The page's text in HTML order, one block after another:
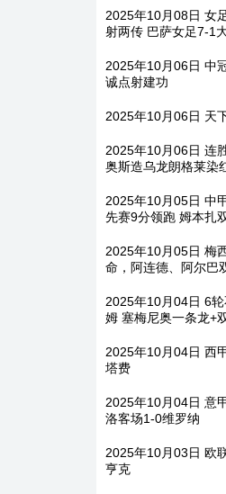
2025年10月08日 女
射两传 巴萨女足7-1
2025年10月06日 中
诚点射建功
2025年10月06日 天
2025年10月06日 连
奥斯造乌龙朗格莱染
2025年10月05日 中
先赛9分领跑 姆本扎
2025年10月05日 梅
命，阿连德、阿尔巴
2025年10月04日 6
姆 塞梅尼奥一条龙+
2025年10月04日 西
塔费
2025年10月04日 意
洛客场1-0维罗纳
2025年10月03日 欧
亨克